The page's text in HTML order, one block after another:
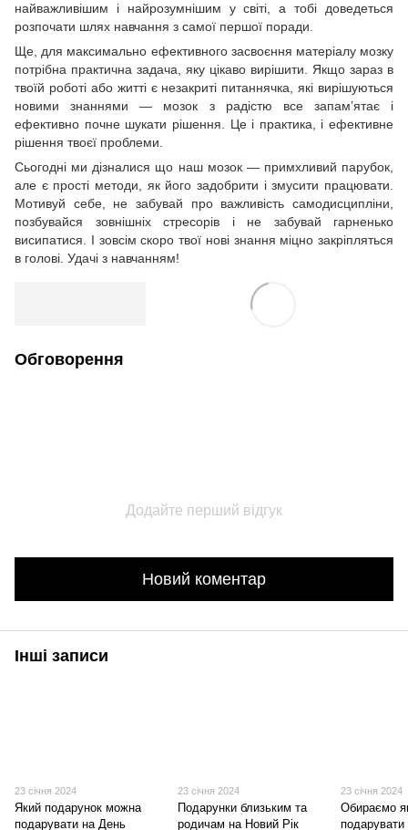
найважливішим і найрозумнішим у світі, а тобі доведеться
розпочати шлях навчання з самої першої поради.
Ще, для максимально ефективного засвоєння матеріалу мозку
потрібна практична задача, яку цікаво вирішити. Якщо зараз в
твоїй роботі або житті є незакриті питаннячка, які вирішуються
новими знаннями — мозок з радістю все запам’ятає і
ефективно почне шукати рішення. Це і практика, і ефективне
рішення твоєї проблеми.
Сьогодні ми дізналися що наш мозок — примхливий парубок,
але є прості методи, як його задобрити і змусити працювати.
Мотивуй себе, не забувай про важливість самодисципліни,
позбувайся зовнішніх стресорів і не забувай гарненько
висипатися. І зовсім скоро твої нові знання міцно закріпляться
в голові. Удачі з навчанням!
Обговорення
Додайте перший відгук
Новий коментар
Інші записи
23 січня 2024
Який подарунок можна
подарувати на День
23 січня 2024
Подарунки близьким та
родичам на Новий Рік
23 січня 2024
Обираємо
подарувати